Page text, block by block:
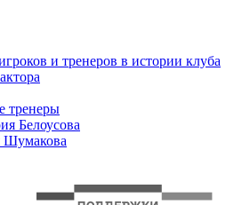
и тренеров в истории клуба
тренеры
Белоусова